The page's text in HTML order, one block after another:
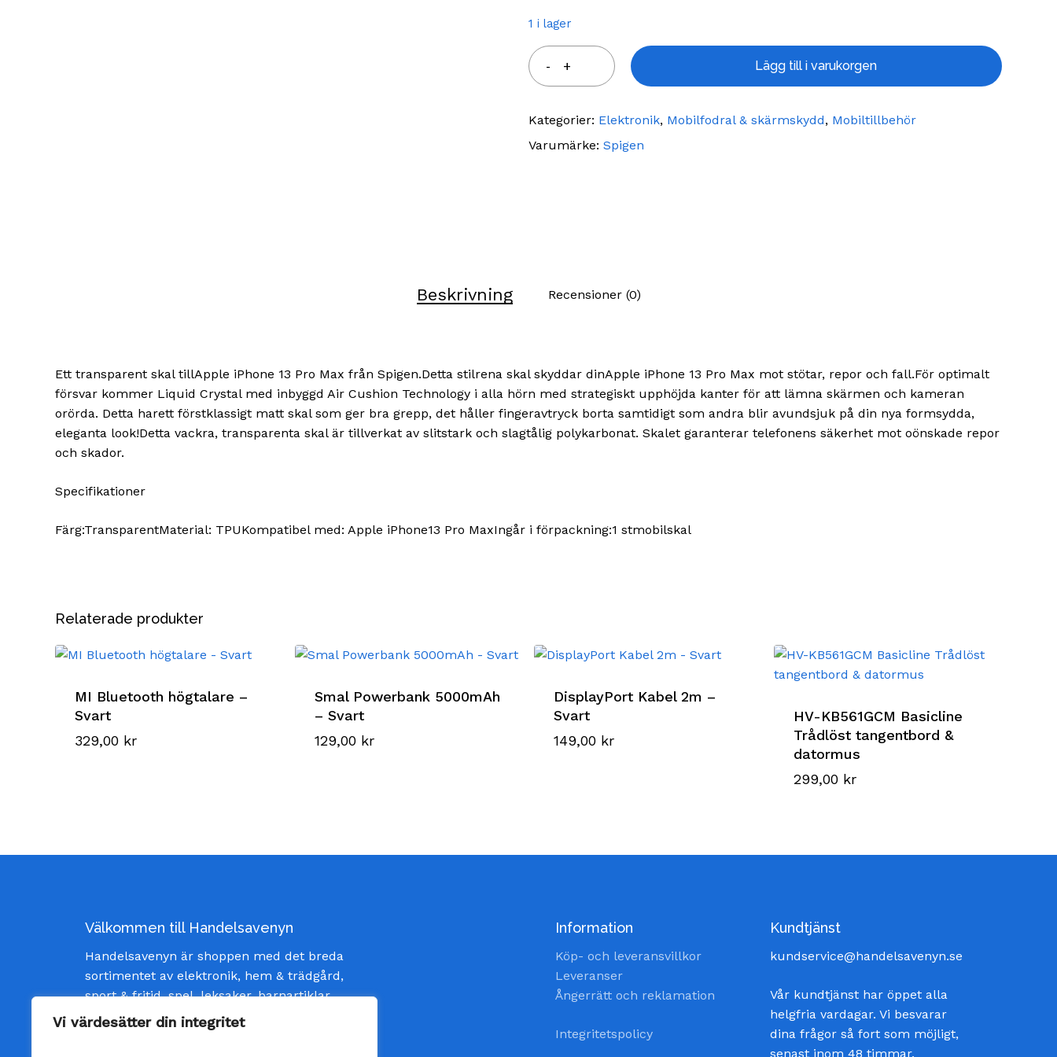
Vi värdesätter din integritet
1 i lager
Lägg till i varukorgen
Kategorier: Elektronik, Mobilfodral & skärmskydd, Mobiltillbehör
Varumärke: Spigen
Beskrivning Recensioner (0)
Ett transparent skal tillApple iPhone 13 Pro Max från Spigen.Detta stilrena skal skyddar dinApple iPhone 13 Pro Max mot stötar, repor och fall.För optimalt
försvar kommer Liquid Crystal med inbyggd Air Cushion Technology i alla hörn med strategiskt upphöjda kanter för att lämna skärmen och kameran
orörda. Detta harett förstklassigt matt skal som ger bra grepp, det håller fingeravtryck borta samtidigt som andra blir avundsjuk på din nya formsydda,
eleganta look!Detta vackra, transparenta skal är tillverkat av slitstark och slagtålig polykarbonat. Skalet garanterar telefonens säkerhet mot oönskade repor
och skador.
Specifikationer
Färg:TransparentMaterial: TPUKompatibel med: Apple iPhone13 Pro MaxIngår i förpackning:1 stmobilskal
Relaterade produkter
MI Bluetooth högtalare –
Svart
329,00 kr
Smal Powerbank 5000mAh
– Svart
129,00 kr
DisplayPort Kabel 2m –
Svart
149,00 kr
HV-KB561GCM Basicline
Trådlöst tangentbord &
datormus
299,00 kr
Välkommen till Handelsavenyn
Handelsavenyn är shoppen med det breda
sortimentet av elektronik, hem & trädgård,
sport & fritid, spel, leksaker, barnartiklar
och inredning av god kvalité och till bästa
pris. Vi strävar efter att ge våra kunder
Information
Köp- och leveransvillkor
Leveranser
Ångerrätt och reklamation
Integritetspolicy
Kundtjänst
kundservice@handelsavenyn.se
Vår kundtjänst har öppet alla
helgfria vardagar. Vi besvarar
dina frågor så fort som möjligt,
senast inom 48 timmar.